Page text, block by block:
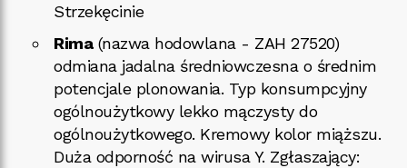
Strzekęcinie
Rima(nazwa hodowlana - ZAH 27520)
odmiana jadalna średniowczesna o średnim
potencjale plonowania. Typ konsumpcyjny
ogólnoużytkowy lekko mączysty do
ogólnoużytkowego. Kremowy kolor miąższu.
Duża odporność na wirusa Y. Zgłaszający: